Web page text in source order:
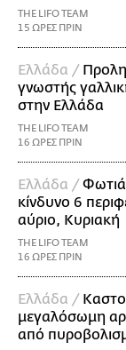
THE LIFO TEAM
15 ΩΡΕΣ ΠΡΙΝ
Ελλάδα /
γνωστής
στην Ελλάδα
THE LIFO TEAM
16 ΩΡΕΣ ΠΡΙΝ
Ελλάδα /
κίνδυνο 6
αύριο, Κυριακή
THE LIFO TEAM
16 ΩΡΕΣ ΠΡΙΝ
Ελλάδα /
μεγαλόσωμη
από